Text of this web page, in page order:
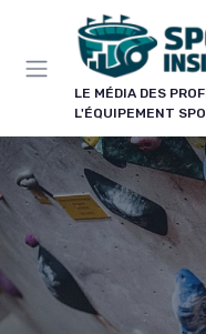
LE MÉDIA DES
L'ÉQUIPEMENT
LE CLUB
Bons plans sur
pièces et séries,
comparatifs avant
équipent un
Bons plans
Panneau de gestion des